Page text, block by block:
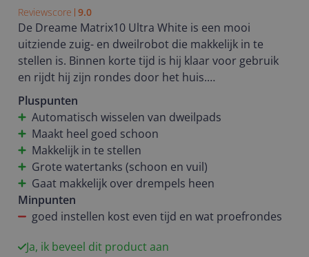
Reviewscore 9.0
De Dreame Matrix10 Ultra White is een mooi
uitziende zuig- en dweilrobot die makkelijk in te
stellen is. Binnen korte tijd is hij klaar voor gebruik
en rijdt hij zijn rondes door het huis.
In een gezin met twee jonge kinderen doet hij zijn
werk erg goed. Stof, kruimels en ander vuil worden
netjes opgezogen en ook het dweilen werkt goed.
Wel kost het even tijd om de juiste instellingen te
vinden, vooral voor de combinatie van zuigen en
dweilen en hoe hij met obstakels omgaat. In ons
huis zorgden sommige deurmatten ervoor dat de
dweilpads los konden raken, waardoor we hebben
ingesteld dat hij tijdens het zuigen de dweilpads in
Pluspunten
Automatisch wisselen van dweilpads
Maakt heel goed schoon
Makkelijk in te stellen
Grote watertanks (schoon en vuil)
Gaat makkelijk over drempels heen
Minpunten
goed instellen kost even tijd en wat proefrondes
Ja, ik beveel dit product aan